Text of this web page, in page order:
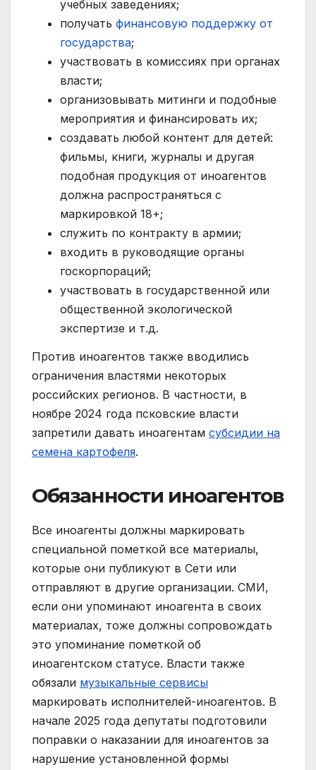
учебных заведениях;
получать финансовую поддержку от
государства;
участвовать в комиссиях при органах
власти;
организовывать митинги и подобные
мероприятия и финансировать их;
создавать любой контент для детей:
фильмы, книги, журналы и другая
подобная продукция от иноагентов
должна распространяться с
маркировкой 18+;
служить по контракту в армии;
входить в руководящие органы
госкорпораций;
участвовать в государственной или
общественной экологической
экспертизе и т.д.
Против иноагентов также вводились
ограничения властями некоторых
российских регионов. В частности, в
ноябре 2024 года псковские власти
запретили давать иноагентам субсидии на
семена картофеля.
Обязанности иноагентов
Все иноагенты должны маркировать
специальной пометкой все материалы,
которые они публикуют в Сети или
отправляют в другие организации. СМИ,
если они упоминают иноагента в своих
материалах, тоже должны сопровождать
это упоминание пометкой об
иноагентском статусе. Власти также
обязали музыкальные сервисы
маркировать исполнителей-иноагентов. В
начале 2025 года депутаты подготовили
поправки о наказании для иноагентов за
нарушение установленной формы